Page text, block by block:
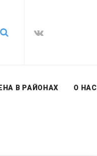
В РАЙОНАХ О НАС